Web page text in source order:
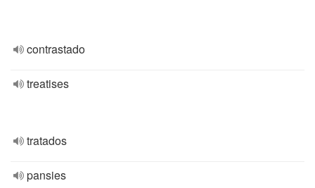
contrastado
treatises
tratados
pansies